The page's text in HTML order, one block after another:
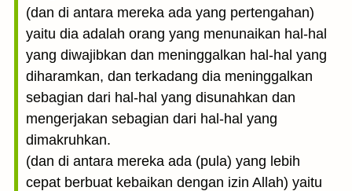
(dan di antara mereka ada yang pertengahan)
yaitu dia adalah orang yang menunaikan hal-hal
yang diwajibkan dan meninggalkan hal-hal yang
diharamkan, dan terkadang dia meninggalkan
sebagian dari hal-hal yang disunahkan dan
mengerjakan sebagian dari hal-hal yang
dimakruhkan.
(dan di antara mereka ada (pula) yang lebih
cepat berbuat kebaikan dengan izin Allah) yaitu